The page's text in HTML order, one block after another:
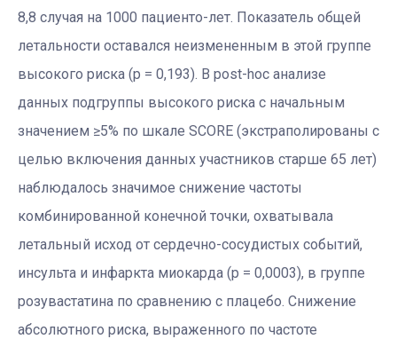
8,8 случая на 1000 пациенто-лет. Показатель общей
летальности оставался неизмененным в этой группе
высокого риска (р = 0,193). В post-hoc анализе
данных подгруппы высокого риска с начальным
значением ≥5% по шкале SCORE (экстраполированы с
целью включения данных участников старше 65 лет)
наблюдалось значимое снижение частоты
комбинированной конечной точки, охватывала
летальный исход от сердечно-сосудистых событий,
инсульта и инфаркта миокарда (р = 0,0003), в группе
розувастатина по сравнению с плацебо. Снижение
абсолютного риска, выраженного по частоте